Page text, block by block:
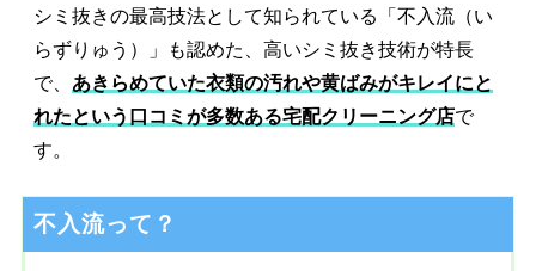
シミ抜きの最高技法として知られている「不入流（い
らずりゅう）」も認めた、高いシミ抜き技術が特長
で、 あきらめていた衣類の汚れや黄ばみがキレイにと
れたという口コミが多数ある宅配クリーニング店で
す。
不入流って？